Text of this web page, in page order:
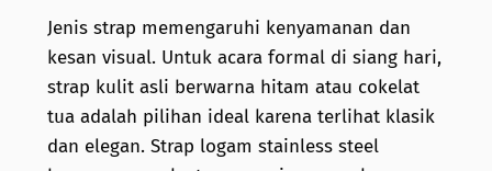
Jenis strap memengaruhi kenyamanan dan
kesan visual. Untuk acara formal di siang hari,
strap kulit asli berwarna hitam atau cokelat
tua adalah pilihan ideal karena terlihat klasik
dan elegan. Strap logam stainless steel